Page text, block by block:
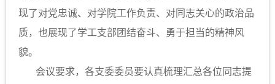
现了对党忠诚、对学院工作负责、对同志关心的政治品
质，也展现了学工支部团结奋斗、勇于担当的精神风
貌。
会议要求，各支委委员要认真梳理汇总各位同志提